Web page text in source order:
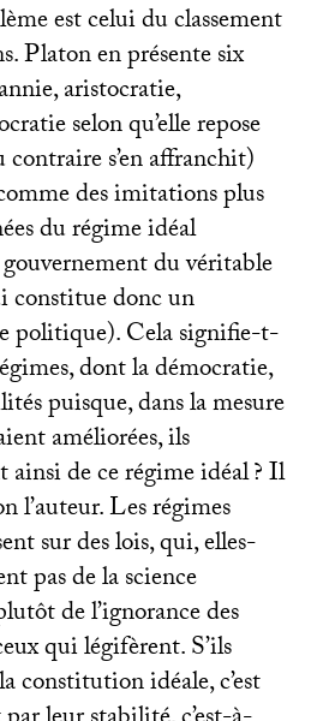
est celui du classement
Platon en présente six
aristocratie,
selon qu’elle repose
contraire s’en affranchit)
des imitations plus
du régime idéal
du véritable
donc un
politique). Cela signifie-t-
dont la démocratie,
puisque, dans la mesure
améliorées, ils
ainsi de ce régime idéal? Il
l’auteur. Les régimes
sur des lois, qui, elles-
pas de la science
de l’ignorance des
qui légifèrent. S’ils
constitution idéale, c’est